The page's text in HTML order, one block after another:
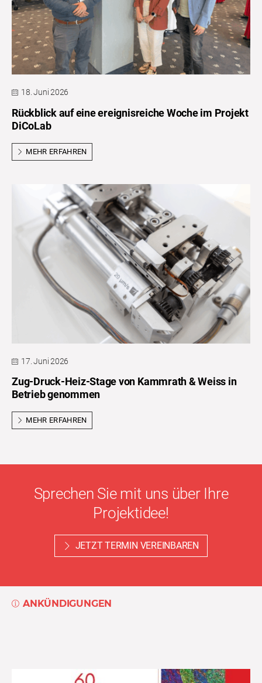
18. Juni 2026
Rückblick auf eine ereignisreiche Woche im Projekt
DiCoLab
MEHR ERFAHREN
17. Juni 2026
Zug-Druck-Heiz-Stage von Kammrath & Weiss in
Betrieb genommen
MEHR ERFAHREN
Sprechen Sie mit uns über Ihre
Projektidee!
JETZT TERMIN VEREINBAREN
ANKÜNDIGUNGEN